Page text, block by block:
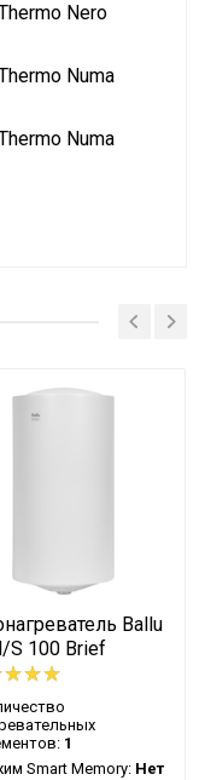
Nero
Numa
Numa
Ballu
S 100 Brief
1
Smart Memory: Нет